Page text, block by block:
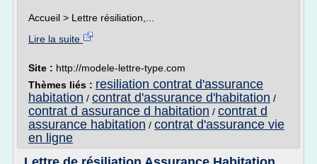
Accueil > Lettre résiliation,...
Lire la suite
Site : http://modele-lettre-type.com
Thèmes liés : resiliation contrat d'assurance
habitation / contrat d'assurance d'habitation /
contrat d assurance d habitation / contrat d
assurance habitation / contrat d'assurance vie
en ligne